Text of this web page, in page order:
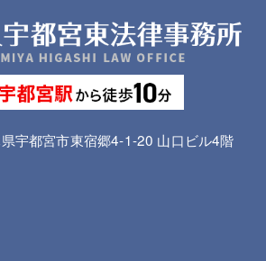
宇都宮市東宿郷4-1-20 山口ビル4階